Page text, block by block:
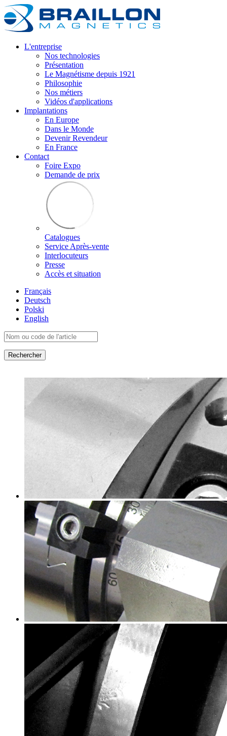
L'entreprise
Nos technologies
Présentation
Le Magnétisme depuis 1921
Philosophie
Nos métiers
Vidéos d'applications
Implantations
En Europe
Dans le Monde
Devenir Revendeur
En France
Contact
Foire Expo
Demande de prix
Catalogues
Service Après-vente
Interlocuteurs
Presse
Accès et situation
Français
Deutsch
Polski
English